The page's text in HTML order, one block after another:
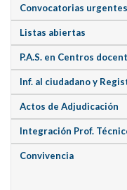
Convocatorias
Listas abiertas
P.A.S. en Centros
Inf. al ciudadano y
Actos de Adjudicación
Integración Prof.
Convivencia